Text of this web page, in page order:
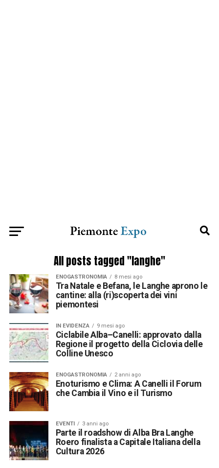
All posts tagged "langhe"
ENOGASTRONOMIA 8 mesi ago
Tra Natale e Befana, le Langhe aprono le
cantine: alla (ri)scoperta dei vini
piemontesi
IN EVIDENZA 9 mesi ago
Ciclabile Alba–Canelli: approvato dalla
Regione il progetto della Ciclovia delle
Colline Unesco
ENOGASTRONOMIA 2 anni ago
Enoturismo e Clima: A Canelli il Forum
che Cambia il Vino e il Turismo
EVENTI 3 anni ago
Parte il roadshow di Alba Bra Langhe
Roero finalista a Capitale Italiana della
Cultura 2026